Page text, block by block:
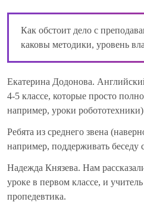
Как обстоит дело с
каковы методики, уровень
Екатерина Додонова.
4-5 классе, которые просто
например, уроки робототехники)
Ребята из среднего звена
например, поддерживать
Надежда Князева.Нам
уроке в первом классе, и
пропедевтика.